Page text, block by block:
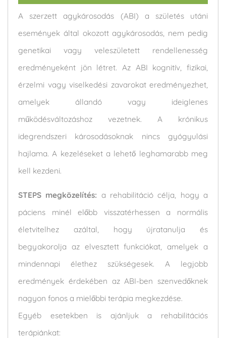
A szerzett agykárosodás (ABI) a születés utáni
események által okozott agykárosodás, nem pedig
genetikai vagy veleszületett rendellenesség
eredményeként jön létret. Az ABI kognitív, fizikai,
érzelmi vagy viselkedési zavarokat eredményezhet,
amelyek állandó vagy ideiglenes
működésváltozáshoz vezetnek. A krónikus
idegrendszeri károsodásoknak nincs gyógyulási
hajlama. A kezeléseket a lehető leghamarabb meg
kell kezdeni.
STEPS megközelítés: a rehabilitáció célja, hogy a
páciens minél előbb visszatérhessen a normális
életvitelhez azáltal, hogy újratanulja és
begyakorolja az elvesztett funkciókat, amelyek a
mindennapi élethez szükségesek. A legjobb
eredmények érdekében az ABI-ben szenvedőknek
nagyon fonos a mielőbbi terápia megkezdése.
Egyéb esetekben is ajánljuk a rehabilitációs
terápiánkat: